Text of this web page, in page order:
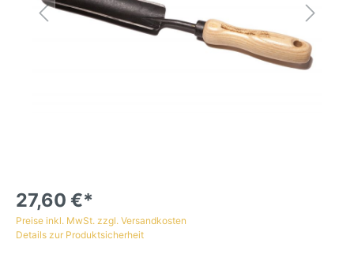
27,60 €*
Preise inkl. MwSt. zzgl. Versandkosten
Details zur Produktsicherheit